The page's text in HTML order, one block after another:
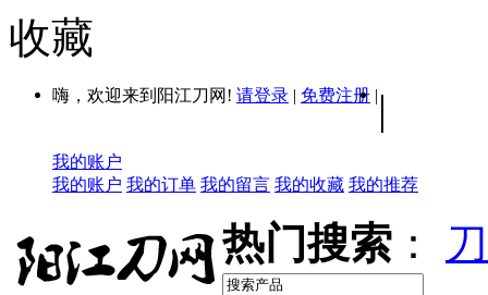
收藏
嗨，欢迎来到阳江刀网! 请登录 | 免费注册 | |
我的账户
我的账户 我的订单 我的留言 我的收藏 我的推荐
热门搜索 ：